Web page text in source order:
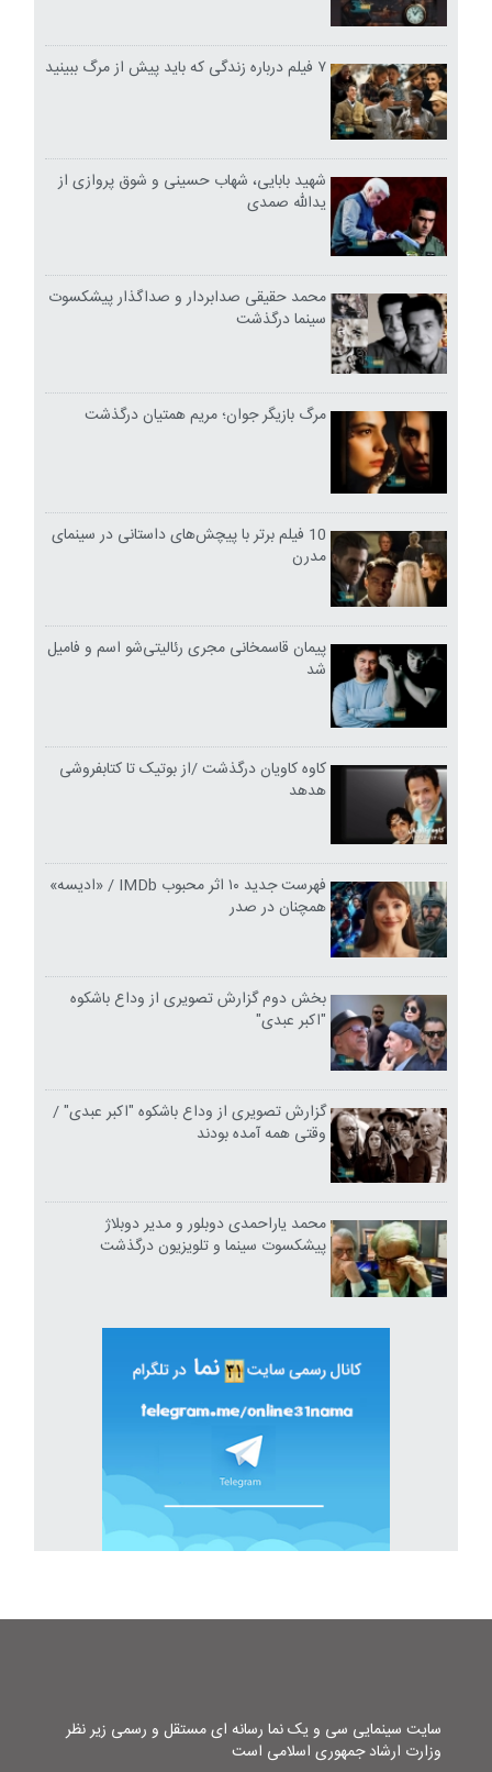
۷ فیلم درباره زندگی که باید پیش از مرگ ببینید
شهید بابایی، شهاب حسینی و شوق پروازی از
یدالله صمدی
محمد حقیقی صدابردار و صداگذار پیشکسوت
سینما درگذشت
مرگ بازیگر جوان؛ مریم همتیان درگذشت
10 فیلم برتر با پیچش‌های داستانی در سینمای
مدرن
پیمان قاسمخانی مجری رئالیتی‌شو اسم و فامیل
شد
کاوه کاویان درگذشت /از بوتیک تا کتابفروشی
هدهد
فهرست جدید ۱۰ اثر محبوب IMDb / «ادیسه»
همچنان در صدر
بخش دوم گزارش تصویری از وداع باشکوه
"اکبر عبدی"
گزارش تصویری از وداع باشکوه "اکبر عبدی" /
وقتی همه آمده بودند
محمد یاراحمدی دوبلور و مدیر دوبلاژ
پیشکسوت سینما و تلویزیون درگذشت
سایت سینمایی سی و یک نما رسانه ای مستقل و رسمی زیر نظر
وزارت ارشاد جمهوری اسلامی است